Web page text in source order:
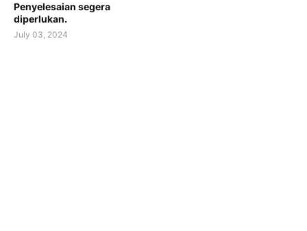
Penyelesaian segera
diperlukan.
July 03, 2024